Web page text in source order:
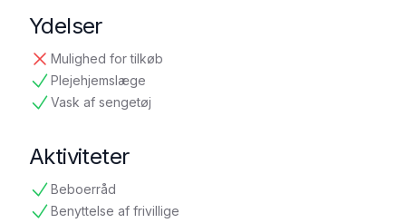
Ydelser
Mulighed for tilkøb
ikke tilgængelig
Plejehjemslæge
tilgængelig
Vask af sengetøj
tilgængelig
Aktiviteter
Beboerråd
tilgængelig
Benyttelse af frivillige